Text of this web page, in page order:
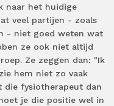
naar het huidige
veel partijen - zoals
- niet goed weten wat
ze ook niet altijd
Ze zeggen dan: "Ik
hem niet zo vaak
die fysiotherapeut dan
je die positie wel in